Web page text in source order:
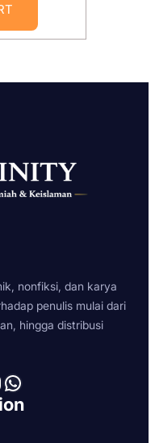
nonfiksi, dan karya
penulis mulai dari
hingga distribusi
WhatsApp